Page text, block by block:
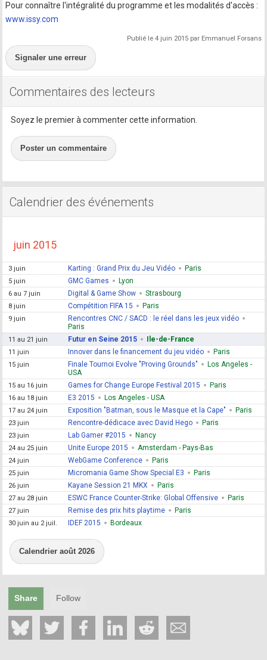
Pour connaître l'intégralité du programme et les modalités d'accès :
www.issy.com
Publié le 4 juin 2015 par Emmanuel Forsans
Signaler une erreur
Commentaires des lecteurs
Soyez le premier à commenter cette information.
Poster un commentaire
Calendrier des événements
juin 2015
3 juin Karting : Grand Prix du Jeu Vidéo Paris
5 juin GMC Games Lyon
6 au 7 juin Digital & Game Show Strasbourg
8 juin Compétition FIFA 15 Paris
9 juin
Rencontres CNC / SACD : le réel dans les jeux vidéo
Paris
11 au 21 juin Futur en Seine 2015 Ile-de-France
11 juin Innover dans le financement du jeu vidéo Paris
15 juin Finale Tournoi Evolve "Proving Grounds"
Los Angeles -
USA
15 au 16 juin Games for Change Europe Festival 2015 Paris
16 au 18 juin E3 2015 Los Angeles - USA
17 au 24 juin Exposition "Batman, sous le Masque et la Cape" Paris
23 juin Rencontre-dédicace avec David Hego Paris
23 juin Lab Gamer #2015 Nancy
24 au 25 juin Unite Europe 2015 Amsterdam - Pays-Bas
24 juin WebGame Conference Paris
25 juin Micromania Game Show Special E3 Paris
26 juin Kayane Session 21 MKX Paris
27 au 28 juin ESWC France Counter-Strike: Global Offensive Paris
27 juin Remise des prix hits playtime Paris
30 juin au 2 juil. IDEF 2015 Bordeaux
Calendrier août 2026
Share Follow